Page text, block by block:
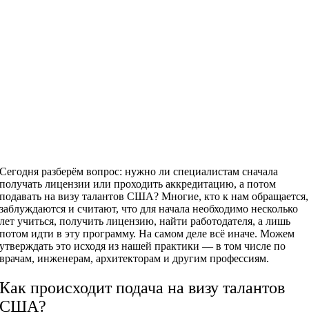
Сегодня разберём вопрос: нужно ли специалистам сначала
получать лицензии или проходить аккредитацию, а потом
подавать на визу талантов США? Многие, кто к нам обращается,
заблуждаются и считают, что для начала необходимо несколько
лет учиться, получить лицензию, найти работодателя, а лишь
потом идти в эту программу. На самом деле всё иначе. Можем
утверждать это исходя из нашей практики — в том числе по
врачам, инженерам, архитекторам и другим профессиям.
Как происходит подача на визу талантов
США?